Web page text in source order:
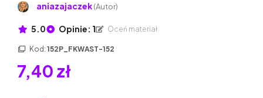
aniazajaczek(Autor)
5.0 Opinie: 1 Oceń materiał
Kod: 152P_FKWAST-152
7,40 zł